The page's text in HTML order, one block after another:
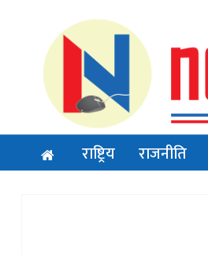
राष्ट्रिय राजनीति